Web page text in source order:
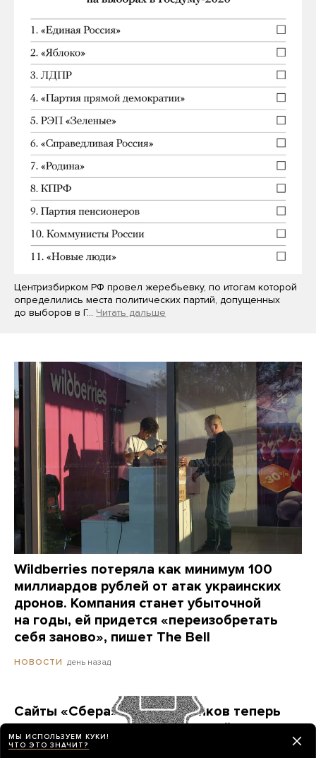
Центризбирком РФ провел жеребьевку, по итогам которой
определились места политических партий, допущенных
до выборов в Г… Читать дальше
Wildberries потеряла как минимум 100
миллиардов рублей от атак украинских
дронов. Компания станет убыточной
на годы, ей придется «переизобретать
себя заново», пишет The Bell
НОВОСТИ день назад
Сайты «Сбера» и других банков теперь
можно открыть только в российских
браузерах. Это опасно? И какой браузер
МЫ ИСПОЛЬЗУЕМ КУКИ!
ЧТО ЭТО ЗНАЧИТ?